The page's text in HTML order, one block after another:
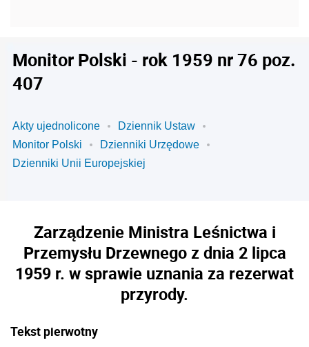
Monitor Polski - rok 1959 nr 76 poz.
407
Akty ujednolicone
Dziennik Ustaw
Monitor Polski
Dzienniki Urzędowe
Dzienniki Unii Europejskiej
Zarządzenie Ministra Leśnictwa i
Przemysłu Drzewnego z dnia 2 lipca
1959 r. w sprawie uznania za rezerwat
przyrody.
Tekst pierwotny